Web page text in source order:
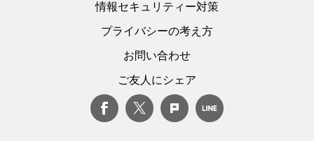
情報セキュリティー対策
プライバシーの考え方
お問い合わせ
ご友人にシェア